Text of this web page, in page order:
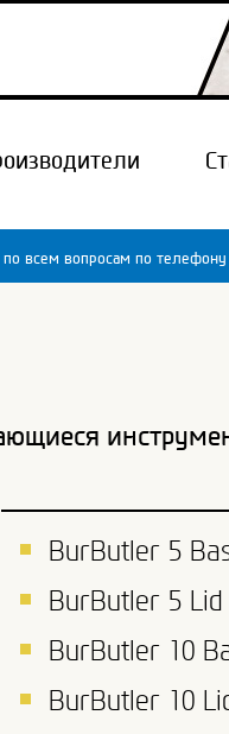
всем вопросам по
BurButler 5
BurButler 5
BurButler 10
BurButler 10